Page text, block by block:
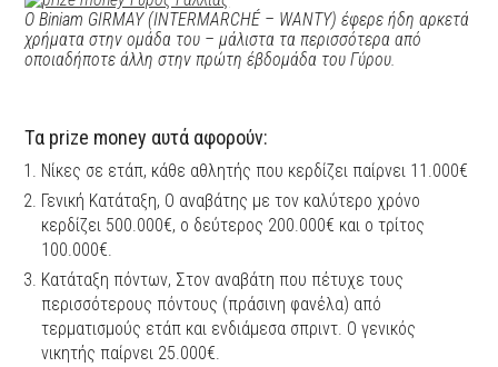
Ο Biniam GIRMAY (INTERMARCHÉ – WANTY) έφερε ήδη αρκετά
χρήματα στην ομάδα του – μάλιστα τα περισσότερα από
οποιαδήποτε άλλη στην πρώτη έβδομάδα του Γύρου.
Tα prize money αυτά αφορούν:
Νίκες σε ετάπ, κάθε αθλητής που κερδίζει παίρνει 11.000€
Γενική Κατάταξη, Ο αναβάτης με τον καλύτερο χρόνο
κερδίζει 500.000€, ο δεύτερος 200.000€ και ο τρίτος
100.000€.
Κατάταξη πόντων, Στον αναβάτη που πέτυχε τους
περισσότερους πόντους (πράσινη φανέλα) από
τερματισμούς ετάπ και ενδιάμεσα σπριντ. Ο γενικός
νικητής παίρνει 25.000€.